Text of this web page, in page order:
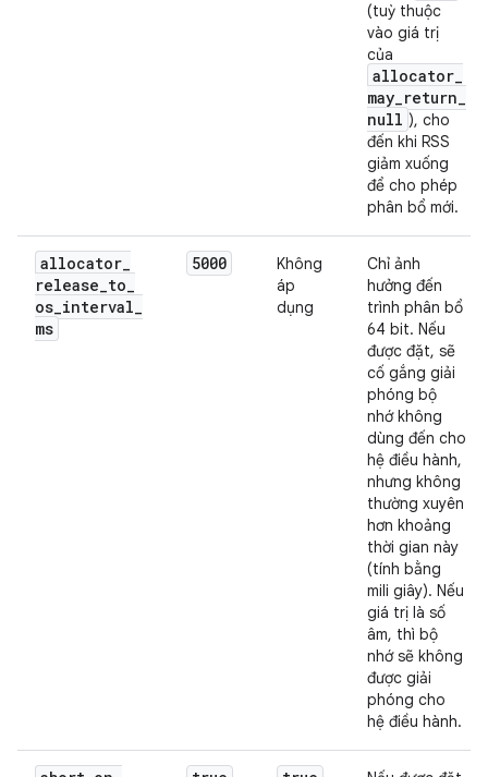
(tuỳ thuộc
vào giá trị
của
allocator_
may_return_
null ), cho
đến khi RSS
giảm xuống
để cho phép
phân bổ mới.
allocator_
release_to_
os_interval_
ms
5000
Không
áp
dụng
Chỉ ảnh
hưởng đến
trình phân bổ
64 bit. Nếu
được đặt, sẽ
cố gắng giải
phóng bộ
nhớ không
dùng đến cho
hệ điều hành,
nhưng không
thường xuyên
hơn khoảng
thời gian này
(tính bằng
mili giây). Nếu
giá trị là số
âm, thì bộ
nhớ sẽ không
được giải
phóng cho
hệ điều hành.